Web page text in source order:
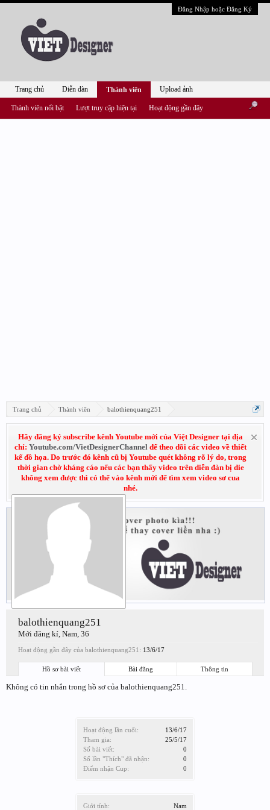
Đăng Nhập hoặc Đăng Ký
Trang chủ Thành viên balothienquang251
Hãy đăng ký subscribe kênh Youtube mới của Việt Designer tại địa
chỉ: Youtube.com/VietDesignerChannel để theo dõi các video về thiết
kế đồ họa. Do trước đó kênh cũ bị Youtube quét không rõ lý do, trong
thời gian chờ kháng cáo nếu các bạn thấy video trên diễn đàn bị die
không xem được thì có thể vào kênh mới để tìm xem video sơ cua
nhé.
Hoạt động lần cuối:
13/6/17
Tham gia:
25/5/17
Số bài viết:
0
Số lần "Thích" đã nhận:
0
Điểm nhận Cup:
0
Giới tính: Nam
balothienquang251
Mới đăng kí, Nam, 36
Hoạt động gần đây của balothienquang251: 13/6/17
Hồ sơ bài viết Bài đăng Thông tin
Không có tin nhắn trong hồ sơ của balothienquang251.
Trang chủ Diễn đàn Thành viên
Thành viên nổi bật Lượt truy cập hiện tại Hoạt động gần đây
Upload ảnh